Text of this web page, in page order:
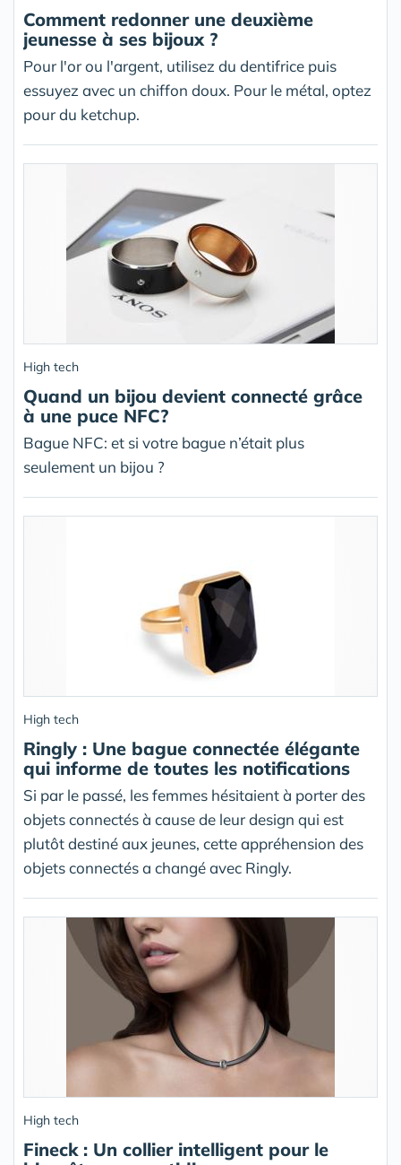
Comment redonner une deuxième
jeunesse à ses bijoux ?
Pour l'or ou l'argent, utilisez du dentifrice puis
essuyez avec un chiffon doux. Pour le métal, optez
pour du ketchup.
High tech
Quand un bijou devient connecté grâce
à une puce NFC?
Bague NFC: et si votre bague n’était plus
seulement un bijou ?
High tech
Ringly : Une bague connectée élégante
qui informe de toutes les notifications
Si par le passé, les femmes hésitaient à porter des
objets connectés à cause de leur design qui est
plutôt destiné aux jeunes, cette appréhension des
objets connectés a changé avec Ringly.
High tech
Fineck : Un collier intelligent pour le